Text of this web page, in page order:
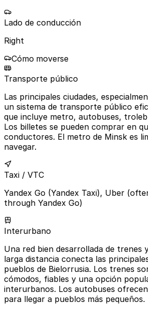
Lado de conducción
Right
Cómo moverse
Transporte público
Las principales ciudades,
un sistema de transporte público
que incluye metro, autobuses,
Los billetes se pueden comprar en
conductores. El metro de Minsk es
navegar.
Taxi / VTC
Yandex Go (Yandex Taxi), Uber
through Yandex Go)
Interurbano
Una red bien desarrollada de trenes
larga distancia conecta las
pueblos de Bielorrusia. Los trenes
cómodos, fiables y una opción
interurbanos. Los autobuses
para llegar a pueblos más pequeños.